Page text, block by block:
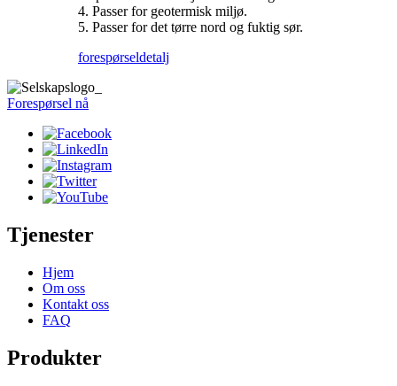
4. Passer for geotermisk miljø.
5. Passer for det tørre nord og fuktig sør.
forespørseldetalj
Forespørsel nå
Tjenester
Hjem
Om oss
Kontakt oss
FAQ
Produkter